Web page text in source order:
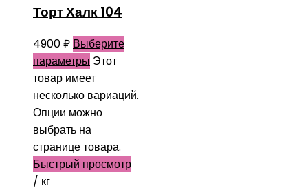
Торт Халк 104
4900₽ Выберите
параметры Этот
товар имеет
несколько вариаций.
Опции можно
выбрать на
странице товара.
Быстрый просмотр
/ кг